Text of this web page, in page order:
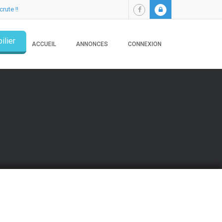
!!
ACCUEIL ANNONCES CONNEXION